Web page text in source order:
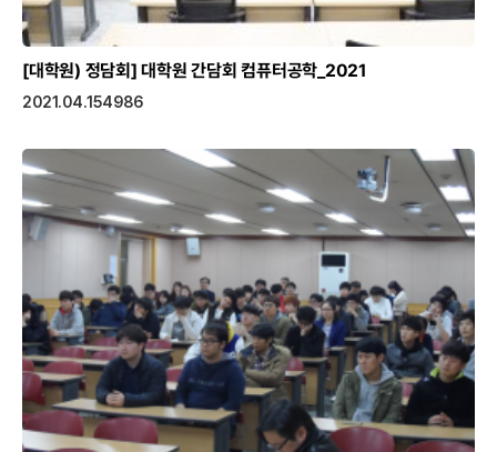
[대학원) 정담회] 대학원 간담회 컴퓨터공학_2021
2021.04.154986